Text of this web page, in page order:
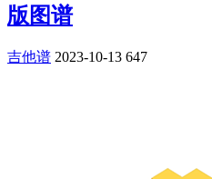
版图谱
吉他谱 2023-10-13 647